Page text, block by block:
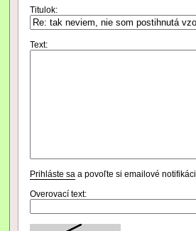
Titulok:
Text:
Prihláste sa a povoľte si emailové
Overovací text: